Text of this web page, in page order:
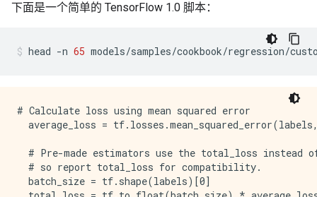
-h, --help            show this help message and
  --outfile OUTPUT_FILE
read from (relative or
  --outtree OUTPUT_TREE
If converting a whole tree
  --copyotherfiles COPY_OTHER_FILES
If converting a whole tree
                        the other files.
下面是一个简单的 TensorFlow 1.0 脚本：
head -n 65 models/samples/cookbook/regression/
# Calculate loss using mean squared error
average_loss =
# Pre-made estimators use the total_loss instead
  # so report total_loss for compatibility.
  batch_size = tf.shape(labels)[0]